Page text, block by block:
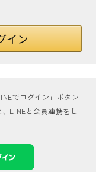
でログイン」ボタン
LINEと会員連携をし